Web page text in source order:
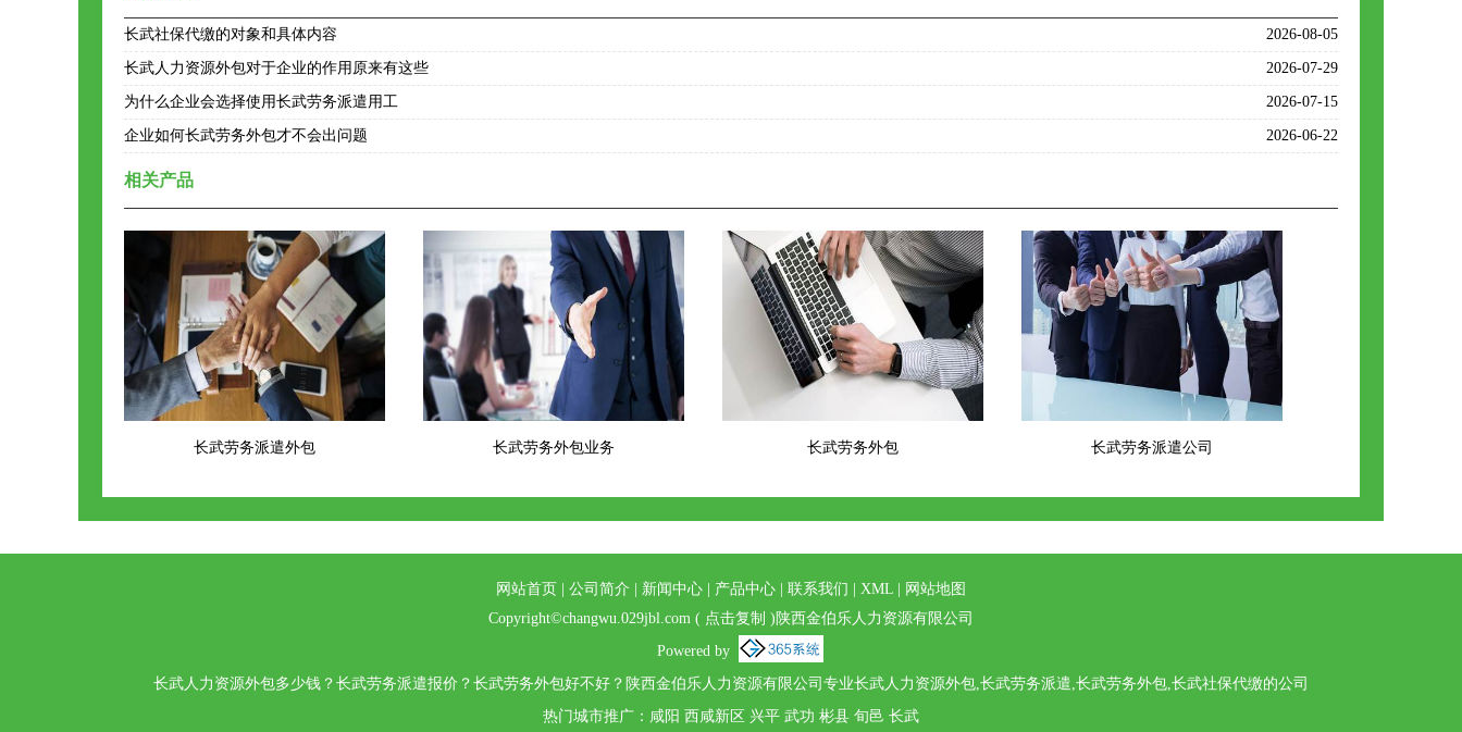
长武社保代缴的对象和具体内容 2026-08-05
长武人力资源外包对于企业的作用原来有这些 2026-07-29
为什么企业会选择使用长武劳务派遣用工 2026-07-15
企业如何长武劳务外包才不会出问题 2026-06-22
相关产品
长武劳务派遣外包 长武劳务外包业务 长武劳务外包 长武劳务派遣公司
网站首页 公司简介 新闻中心 产品中心 联系我们 XML
网站地图
Copyright©changwu.029jbl.com ( 点击复制 )陕西金伯乐人力资源有限公司
Powered by
长武人力资源外包多少钱？长武劳务派遣报价？长武劳务外包好不好？陕西金伯乐人力资源有限公司专业长武人力资源外包,长武劳务派遣,长武劳务外包,长武社保代缴的公司
热门城市推广： 咸阳 西咸新区 兴平 武功 彬县 旬邑 长武